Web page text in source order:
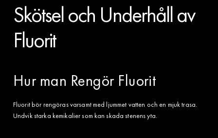
Skötsel och Underhåll av
Fluorit
Hur man Rengör Fluorit
Fluorit bör rengöras varsamt med ljummet vatten och en mjuk trasa.
Undvik starka kemikalier som kan skada stenens yta.